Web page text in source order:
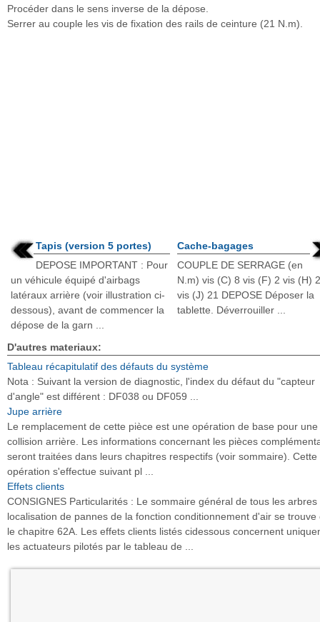
Procéder dans le sens inverse de la dépose.
Serrer au couple les vis de fixation des rails de ceinture (21 N.m).
Tapis (version 5 portes)
DEPOSE IMPORTANT : Pour
un véhicule équipé d'airbags
latéraux arrière (voir illustration ci-
dessous), avant de commencer la
dépose de la garn ...
Cache-bagages
COUPLE DE SERRAGE (en
N.m) vis (C) 8 vis (F) 2 vis (H)
vis (J) 21 DEPOSE Déposer la
tablette. Déverrouiller ...
D'autres materiaux:
Tableau récapitulatif des défauts du système
Nota : Suivant la version de diagnostic, l'index du défaut du "capteur
d'angle" est différent : DF038 ou DF059 ...
Jupe arrière
Le remplacement de cette pièce est une opération de base pour une
collision arrière. Les informations concernant les pièces
seront traitées dans leurs chapitres respectifs (voir sommaire). Cette
opération s'effectue suivant pl ...
Effets clients
CONSIGNES Particularités : Le sommaire général de tous les arbres
localisation de pannes de la fonction conditionnement d'air se trouve
le chapitre 62A. Les effets clients listés cidessous concernent
les actuateurs pilotés par le tableau de ...